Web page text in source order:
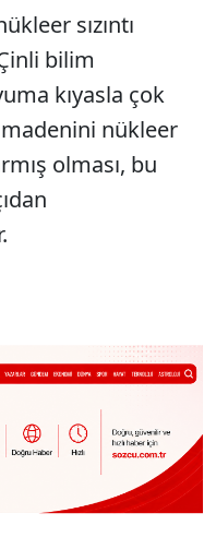
sızıntı
bilim
kıyasla çok
nükleer
olması, bu